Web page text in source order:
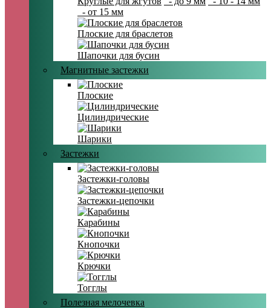
- от 15 мм
Плоские для браслетов
Шапочки для бусин
Магнитные застежки
Плоские
Цилиндрические
Шарики
Застежки
Застежки-головы
Застежки-цепочки
Карабины
Кнопочки
Крючки
Тогглы
Полезная мелочевка